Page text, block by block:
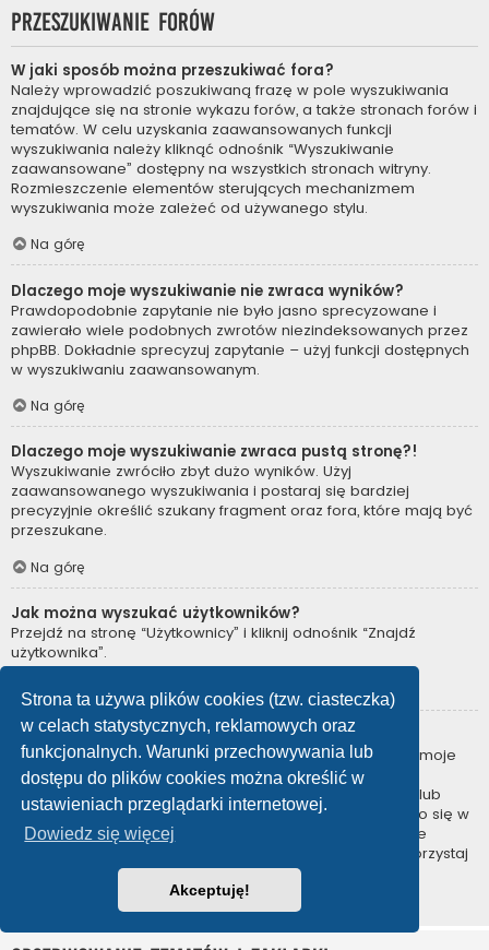
Strona ta używa plików cookies (tzw. ciasteczka)
w celach statystycznych, reklamowych oraz
funkcjonalnych. Warunki przechowywania lub
dostępu do plików cookies można określić w
ustawieniach przeglądarki internetowej.
Dowiedz się więcej
Akceptuję!
Przeszukiwanie forów
W jaki sposób można przeszukiwać fora?
Należy wprowadzić poszukiwaną frazę w pole wyszukiwania
znajdujące się na stronie wykazu forów, a także stronach forów i
tematów. W celu uzyskania zaawansowanych funkcji
wyszukiwania należy kliknąć odnośnik “Wyszukiwanie
zaawansowane” dostępny na wszystkich stronach witryny.
Rozmieszczenie elementów sterujących mechanizmem
wyszukiwania może zależeć od używanego stylu.
Na górę
Dlaczego moje wyszukiwanie nie zwraca wyników?
Prawdopodobnie zapytanie nie było jasno sprecyzowane i
zawierało wiele podobnych zwrotów niezindeksowanych przez
phpBB. Dokładnie sprecyzuj zapytanie – użyj funkcji dostępnych
w wyszukiwaniu zaawansowanym.
Na górę
Dlaczego moje wyszukiwanie zwraca pustą stronę?!
Wyszukiwanie zwróciło zbyt dużo wyników. Użyj
zaawansowanego wyszukiwania i postaraj się bardziej
precyzyjnie określić szukany fragment oraz fora, które mają być
przeszukane.
Na górę
Jak można wyszukać użytkowników?
Przejdź na stronę “Użytkownicy” i kliknij odnośnik “Znajdź
użytkownika”.
Na górę
W jaki sposób można znaleźć swoje posty i tematy?
Swoje posty można znaleźć, klikając odnośnik “Wyświetl moje
posty” znajdujący się w panelu zarządzania kontem lub
odnośnik “Posty użytkownika” na stronie swojego profilu lub
wybierając „Twoje posty” z menu „Więcej…” znajdującego się w
górnym lewym rogu witryny. Jeśli chcesz wyszukać swoje
tematy, użyj strony wyszukiwania zaawansowanego i skorzystaj
z odpowiednich funkcji.